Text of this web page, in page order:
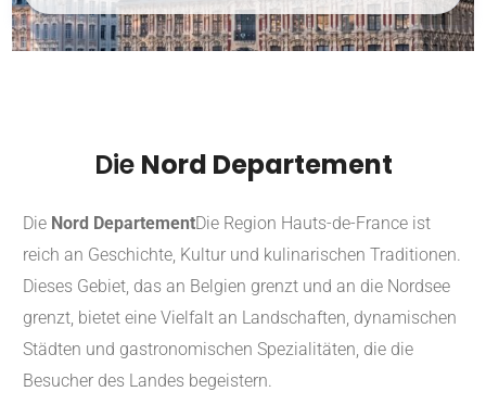
Die Nord Departement
Die Nord DepartementDie Region Hauts-de-France ist
reich an Geschichte, Kultur und kulinarischen Traditionen.
Dieses Gebiet, das an Belgien grenzt und an die Nordsee
grenzt, bietet eine Vielfalt an Landschaften, dynamischen
Städten und gastronomischen Spezialitäten, die die
Besucher des Landes begeistern.